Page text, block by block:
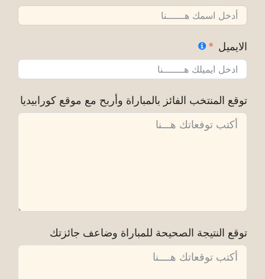
الايميل
توقع المنتخب الفائز بالمباراة وأربح مع موقع كورابيديا
توقع النتيجة الصحيحة للمباراة وضاعف جائزتك